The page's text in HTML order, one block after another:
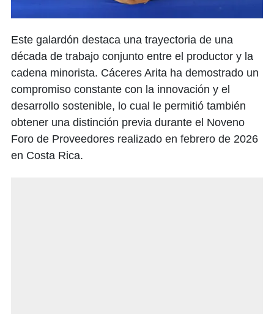
Este galardón destaca una trayectoria de una
década de trabajo conjunto entre el productor y la
cadena minorista. Cáceres Arita ha demostrado un
compromiso constante con la innovación y el
desarrollo sostenible, lo cual le permitió también
obtener una distinción previa durante el Noveno
Foro de Proveedores realizado en febrero de 2026
en Costa Rica.